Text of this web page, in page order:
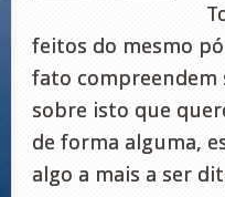
feitos do mesmo
fato compreendem
sobre isto que
de forma alguma,
algo a mais a ser